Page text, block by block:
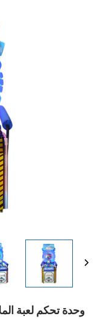
وحدة تحكم لعبة